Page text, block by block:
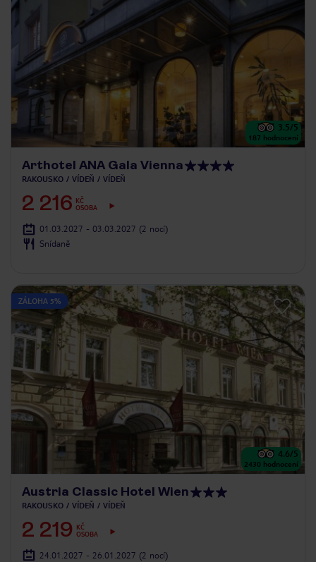
3.5/5
187 hodnocení
Arthotel ANA Gala Vienna
RAKOUSKO VÍDEŇ VÍDEŇ
2 216 KČ
OSOBA
01.03.2027 - 03.03.2027 (2 nocí)
Snídaně
ZÁLOHA 5%
4.6/5
2430 hodnocení
Austria Classic Hotel Wien
RAKOUSKO VÍDEŇ VÍDEŇ
2 219
KČ
OSOBA
24.01.2027 - 26.01.2027 (2 nocí)